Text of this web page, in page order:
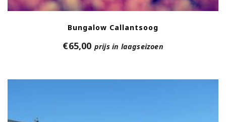
Bungalow Callantsoog
€65,00 prijs in laagseizoen